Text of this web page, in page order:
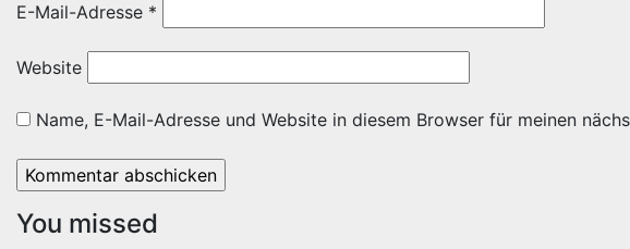
E-Mail-Adresse *
Website
Name, E-Mail-Adresse und Website in diesem Browser für meinen
You missed